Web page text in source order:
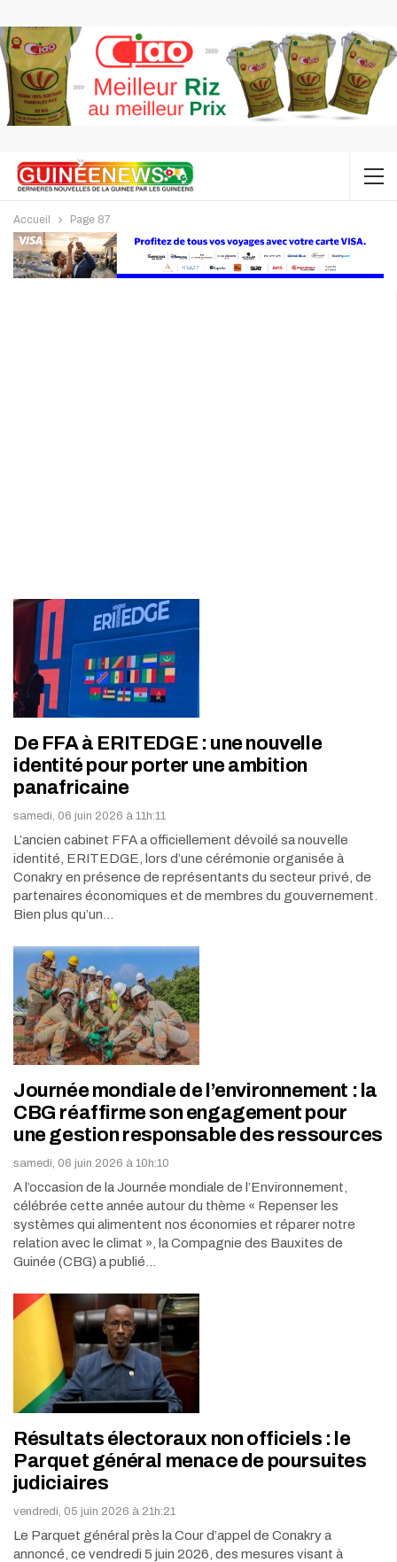
Accueil Page 87
De FFA à ERITEDGE : une nouvelle
identité pour porter une ambition
panafricaine
samedi, 06 juin 2026 à 11h:11
L’ancien cabinet FFA a officiellement dévoilé sa nouvelle
identité, ERITEDGE, lors d’une cérémonie organisée à
Conakry en présence de représentants du secteur privé, de
partenaires économiques et de membres du gouvernement.
Bien plus qu’un…
Journée mondiale de l’environnement : la
CBG réaffirme son engagement pour
une gestion responsable des ressources
samedi, 06 juin 2026 à 10h:10
A l’occasion de la Journée mondiale de l’Environnement,
célébrée cette année autour du thème « Repenser les
systèmes qui alimentent nos économies et réparer notre
relation avec le climat », la Compagnie des Bauxites de
Guinée (CBG) a publié…
Résultats électoraux non officiels : le
Parquet général menace de poursuites
judiciaires
vendredi, 05 juin 2026 à 21h:21
Le Parquet général près la Cour d’appel de Conakry a
annoncé, ce vendredi 5 juin 2026, des mesures visant à